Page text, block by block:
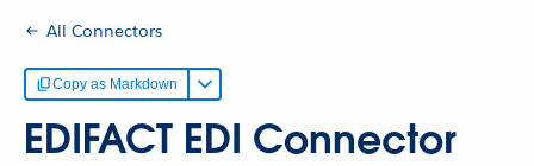
All Connectors
Copy as Markdown
EDIFACT EDI Connector